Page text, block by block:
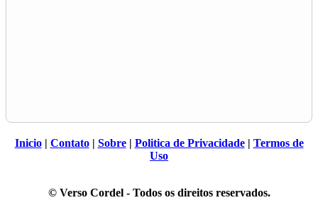
Inicio| Contato| Sobre| Politica de Privacidade| Termos de
Uso
© Verso Cordel - Todos os direitos reservados.